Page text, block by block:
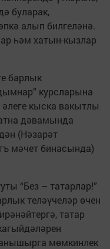
буларак,
алып билгеләнә.
һәм хатын-кызлар
барлык
курсларына
кыска вакытлы
дәвамында
(Нәзарәт
мәчет бинасында)
“Без – татарлар!”
теләүчеләр өчен
татар
мөмкинлек